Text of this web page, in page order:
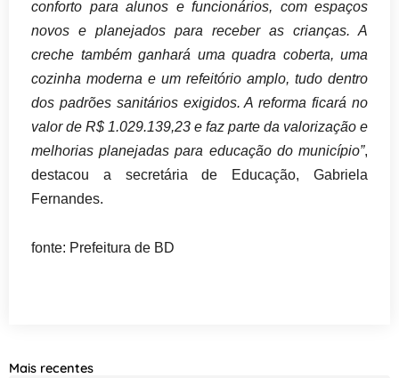
conforto para alunos e funcionários, com espaços
novos e planejados para receber as crianças. A
creche também ganhará uma quadra coberta, uma
cozinha moderna e um refeitório amplo, tudo dentro
dos padrões sanitários exigidos. A reforma ficará no
valor de R$ 1.029.139,23 e faz parte da valorização e
melhorias planejadas para educação do município”,
destacou a secretária de Educação, Gabriela
Fernandes.
fonte: Prefeitura de BD
Mais recentes